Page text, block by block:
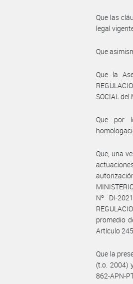
Que las
legal
Que
Que la
SOCIAL
Que por
Que, una
Nº DI-
promedio
Artículo
Que la
(t.o. 2004)
862-APN-